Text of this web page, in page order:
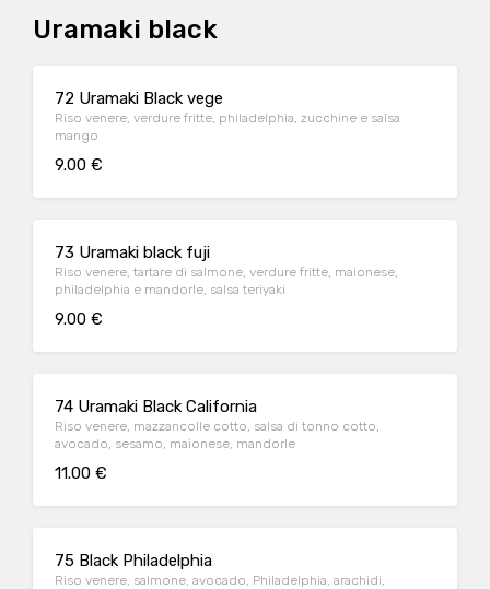
Uramaki black
72 Uramaki Black vege
Riso venere, verdure fritte, philadelphia, zucchine e salsa
mango
9.00 €
73 Uramaki black fuji
Riso venere, tartare di salmone, verdure fritte, maionese,
philadelphia e mandorle, salsa teriyaki
9.00 €
74 Uramaki Black California
Riso venere, mazzancolle cotto, salsa di tonno cotto,
avocado, sesamo, maionese, mandorle
11.00 €
75 Black Philadelphia
Riso venere, salmone, avocado, Philadelphia, arachidi,